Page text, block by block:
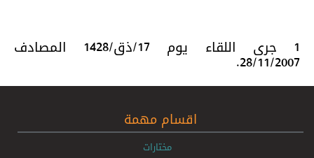
1 جرى اللقاء يوم 17/ذق/1428 المصادف
28/11/2007.
اقسام مهمة
مختارات